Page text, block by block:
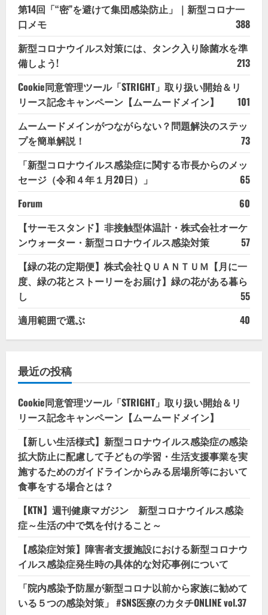
第14回「“密”を避けて集団感染防止」｜新型コロナ一
口メモ
388
新型コロナウイルス対策には、タンク入り除菌水を準
備しよう!
213
Cookie同意管理ツール「STRIGHT」取り扱い開始＆リ
リース記念キャンペーン【ムームードメイン】
101
ムームードメインがつながらない？問題解決のステッ
プを簡単解説！
73
「新型コロナウイルス感染症に関する市長からのメッ
セージ（令和４年１月20日）」
65
Forum
60
【サーモスタンド】非接触型体温計・株式会社オーケ
ンウォーター・新型コロナウイルス感染対策
57
【緑の花の定期便】株式会社ＱＵＡＮＴＵＭ【月に一
度、緑の花とストーリーをお届け】緑の花がある暮ら
し
55
適用範囲で選ぶ
40
最近の投稿
Cookie同意管理ツール「STRIGHT」取り扱い開始＆リ
リース記念キャンペーン【ムームードメイン】
【新しい生活様式】新型コロナウイルス感染症の感染
拡大防止に配慮して子どもの学習・生活支援事業を実
施するためのガイドラインからみる居場所等において
食事をする場合とは？
【KTN】週刊健康マガジン 新型コロナウイルス感染
症～生活の中で気を付けること～
【感染症対策】障害者支援施設における新型コロナウ
イルス感染症発生時の具体的な対応事例について
「院内感染予防屋が新型コロナ以前から家族に勧めて
いる５つの感染対策」 #SNS医療のカタチONLINE vol.37